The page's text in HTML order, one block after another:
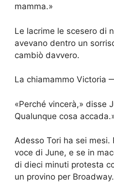
mamma.»
Le lacrime le scesero di
avevano dentro un
cambiò davvero.
La chiamammo Victoria
«Perché vincerà,» disse
Qualunque cosa
Adesso Tori ha sei mesi.
voce di June, e se in
di dieci minuti protesta
un provino per